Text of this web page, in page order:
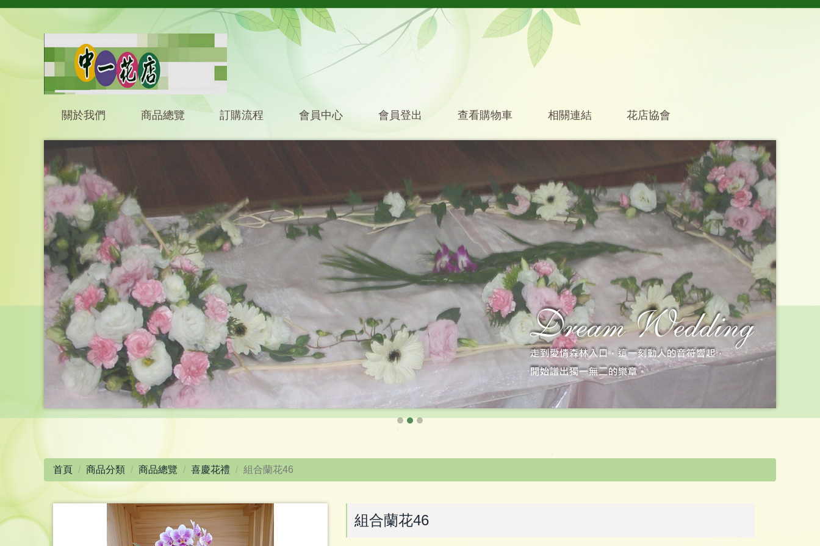
關於我們 商品總覽 訂購流程 會員中心 會員登出 查看購物車 相關連結 花店協會
首頁 商品分類 商品總覽 喜慶花禮 組合蘭花46
組合蘭花46